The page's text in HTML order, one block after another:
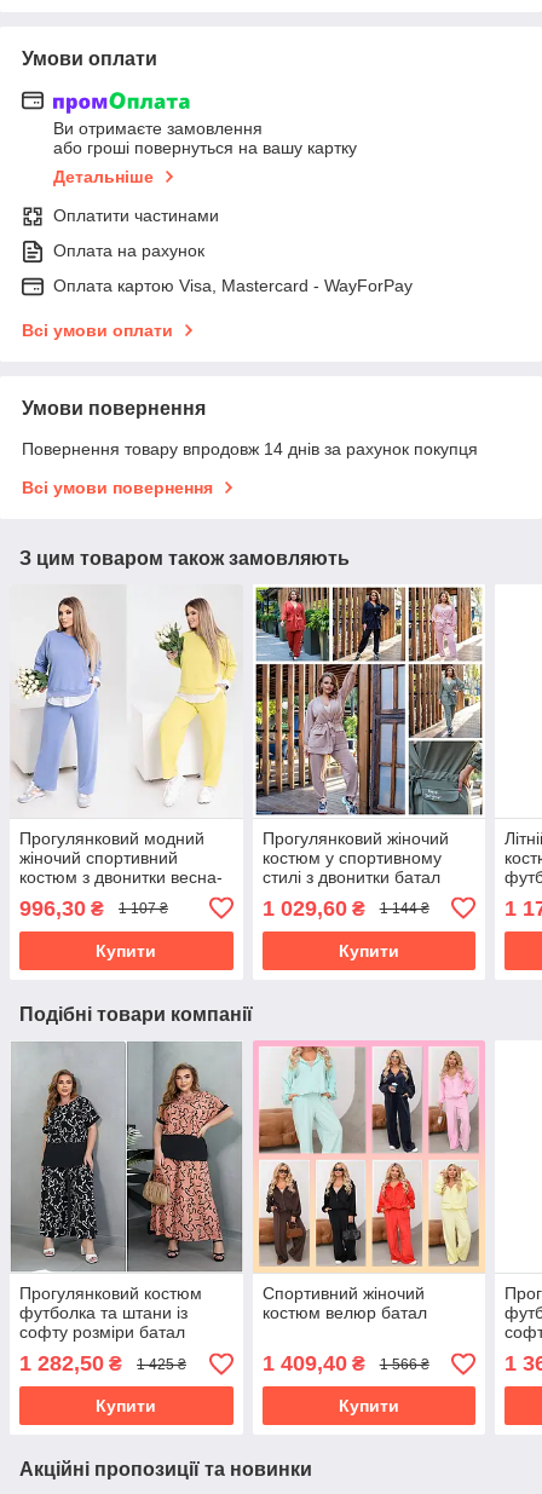
Умови оплати
Ви отримаєте замовлення
або гроші повернуться на вашу картку
Детальніше
Оплатити частинами
Оплата на рахунок
Оплата картою Visa, Mastercard - WayForPay
Всі умови оплати
Умови повернення
Повернення товару впродовж 14 днів за рахунок покупця
Всі умови повернення
З цим товаром також замовляють
Прогулянковий модний
жіночий спортивний
костюм з двонитки весна-
996,30 ₴ 1 107 ₴
Купити
Прогулянковий жіночий
костюм у спортивному
стилі з двонитки батал
1 029,60₴ 1 144 ₴
Купити
1
Подібні товари компанії
Прогулянковий костюм
футболка та штани із
софту розміри батал
1 282,50 ₴ 1 425 ₴
Купити
Спортивний жіночий
костюм велюр батал
1 409,40₴ 1 566 ₴
Купити
1
Акційні пропозиції та новинки